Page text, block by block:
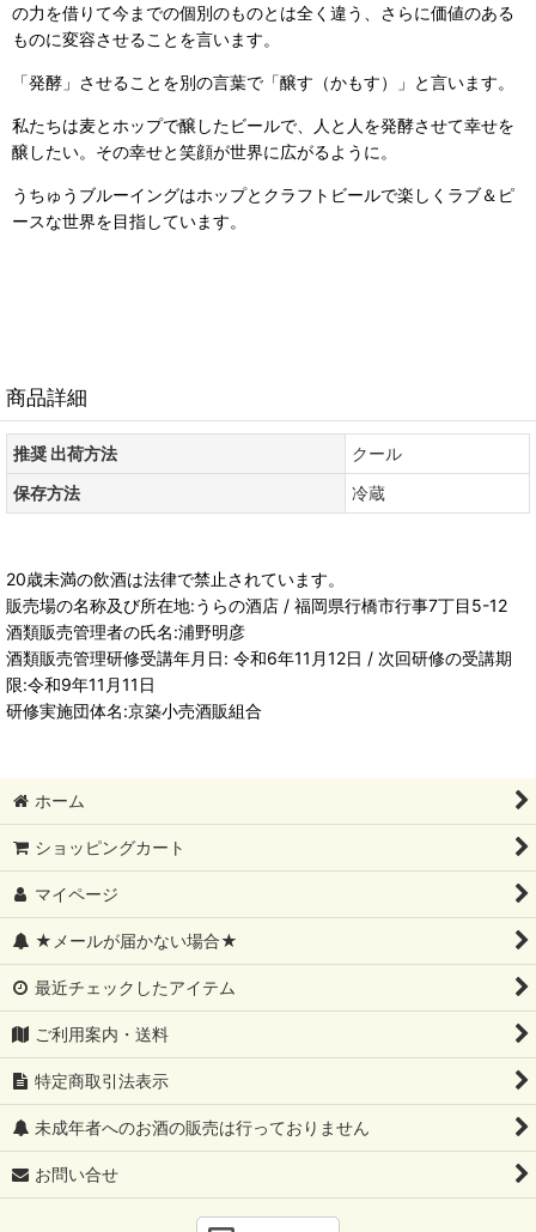
の力を借りて今までの個別のものとは全く違う、さらに価値のある
ものに変容させることを言います。
「発酵」させることを別の言葉で「醸す（かもす）」と言います。
私たちは麦とホップで醸したビールで、人と人を発酵させて幸せを
醸したい。その幸せと笑顔が世界に広がるように。
うちゅうブルーイングはホップとクラフトビールで楽しくラブ＆ピ
ースな世界を目指しています。
商品詳細
推奨 出荷方法
クール
保存方法
冷蔵
20歳未満の飲酒は法律で禁止されています。
販売場の名称及び所在地:うらの酒店 / 福岡県行橋市行事7丁目5-12
酒類販売管理者の氏名:浦野明彦
酒類販売管理研修受講年月日: 令和6年11月12日 / 次回研修の受講期
限:令和9年11月11日
研修実施団体名:京築小売酒販組合
ホーム
ショッピングカート
マイページ
★メールが届かない場合★
最近チェックしたアイテム
ご利用案内・送料
特定商取引法表示
未成年者へのお酒の販売は行っておりません
お問い合せ